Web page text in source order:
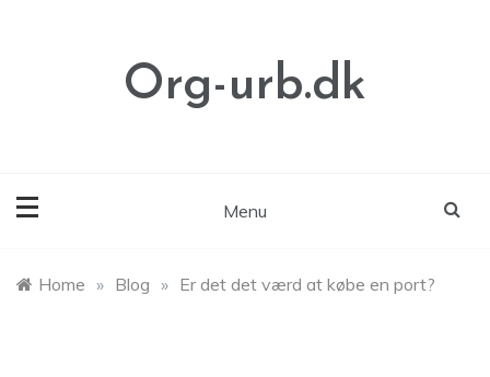
Org-urb.dk
Menu
Home » Blog » Er det det værd at købe en port?